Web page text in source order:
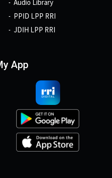
Audio Library
PPID LPP RRI
JDIH LPP RRI
App